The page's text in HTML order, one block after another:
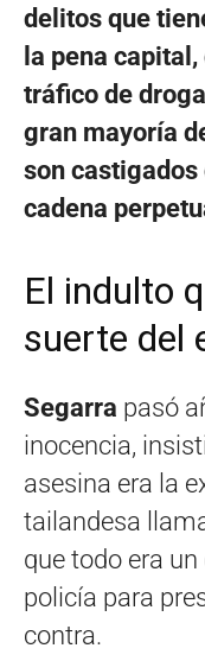
delitos que
la pena
tráfico de
gran mayoría
son
cadena
El indulto
suerte del
Segarra pasó
inocencia,
asesina era la
tailandesa
que todo era
policía para
contra.